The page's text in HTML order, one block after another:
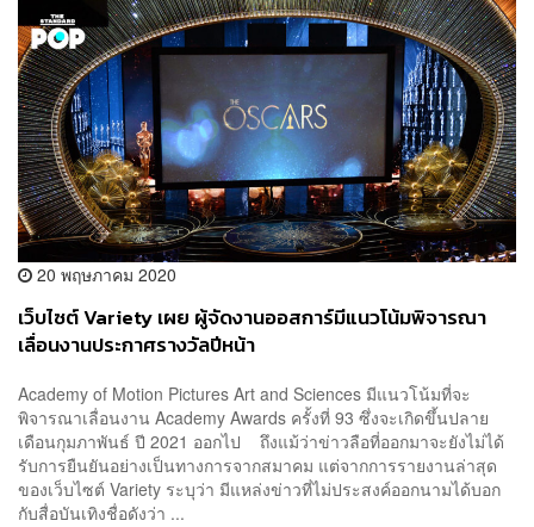
20 พฤษภาคม 2020
เว็บไซต์ Variety เผย ผู้จัดงานออสการ์มีแนวโน้มพิจารณา
เลื่อนงานประกาศรางวัลปีหน้า
Academy of Motion Pictures Art and Sciences มีแนวโน้มที่จะ
พิจารณาเลื่อนงาน Academy Awards ครั้งที่ 93 ซึ่งจะเกิดขึ้นปลาย
เดือนกุมภาพันธ์ ปี 2021 ออกไป ถึงแม้ว่าข่าวลือที่ออกมาจะยังไม่ได้
รับการยืนยันอย่างเป็นทางการจากสมาคม แต่จากการรายงานล่าสุด
ของเว็บไซต์ Variety ระบุว่า มีแหล่งข่าวที่ไม่ประสงค์ออกนามได้บอก
กับสื่อบันเทิงชื่อดังว่า ...